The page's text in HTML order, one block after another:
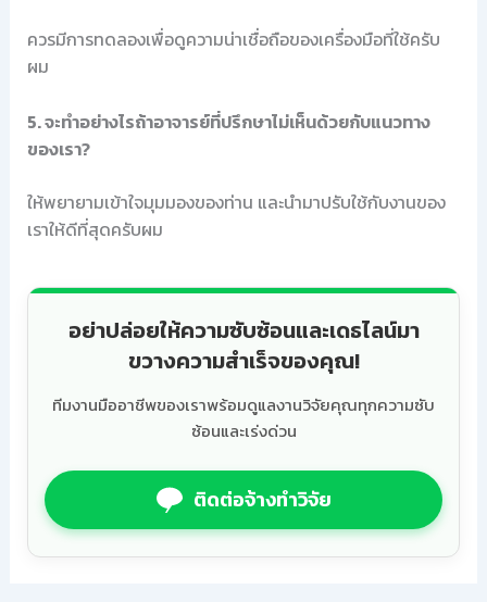
ควรมีการทดลองเพื่อดูความน่าเชื่อถือของเครื่องมือที่ใช้ครับ
ผม
5. จะทำอย่างไรถ้าอาจารย์ที่ปรึกษาไม่เห็นด้วยกับแนวทาง
ของเรา?
ให้พยายามเข้าใจมุมมองของท่าน และนำมาปรับใช้กับงานของ
เราให้ดีที่สุดครับผม
อย่าปล่อยให้ความซับซ้อนและเดธไลน์มา
ขวางความสำเร็จของคุณ!
ทีมงานมืออาชีพของเราพร้อมดูแลงานวิจัยคุณทุกความซับ
ซ้อนและเร่งด่วน
ติดต่อจ้างทำวิจัย